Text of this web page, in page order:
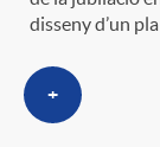
a
a
t
o
A
o
r
disseny d’un
+